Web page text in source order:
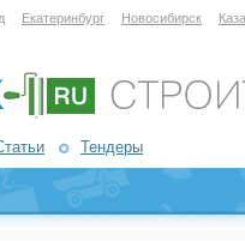
Екатеринбург Новосибирск
Тендеры